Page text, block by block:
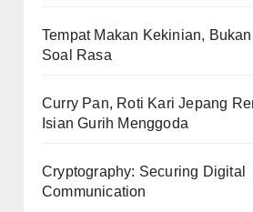
Tempat Makan Kekinian,
Soal Rasa
Curry Pan, Roti Kari Jepang
Isian Gurih Menggoda
Cryptography: Securing Digital
Communication